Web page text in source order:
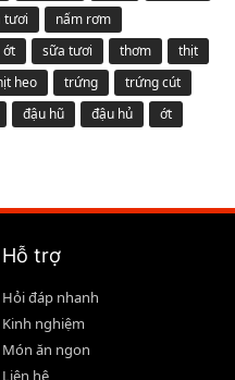
tươi
nấm rơm
ớt sữa tươi thơm
thịt
heo trứng
trứng cút
đậu hũ đậu hủ
ớt
Hỗ trợ
Hỏi đáp nhanh
Kinh nghiệm
Món ăn ngon
Liên hệ